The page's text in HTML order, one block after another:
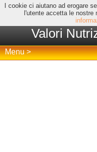
I cookie ci aiutano ad erogare
l'utente accetta le nostre
Valori
Menu >